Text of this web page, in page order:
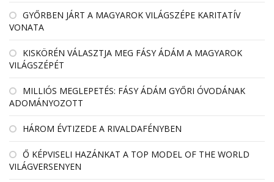
GYŐRBEN JÁRT A MAGYAROK VILÁGSZÉPE KARITATÍV
VONATA
KISKÖRÉN VÁLASZTJA MEG FÁSY ÁDÁM A MAGYAROK
VILÁGSZÉPÉT
MILLIÓS MEGLEPETÉS: FÁSY ÁDÁM GYŐRI ÓVODÁNAK
ADOMÁNYOZOTT
HÁROM ÉVTIZEDE A RIVALDAFÉNYBEN
Ő KÉPVISELI HAZÁNKAT A TOP MODEL OF THE WORLD
VILÁGVERSENYEN